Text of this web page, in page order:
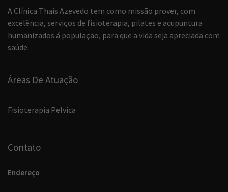
A Clínica Thais Azevedo tem como missão prover, com
excelência, serviços de fisioterapia, pilates e acupuntura
humanizados á população, para que a vida seja apreciada com
saúde.
Áreas De Atuação
Fisioterapia Pelvica
Contato
Endereço